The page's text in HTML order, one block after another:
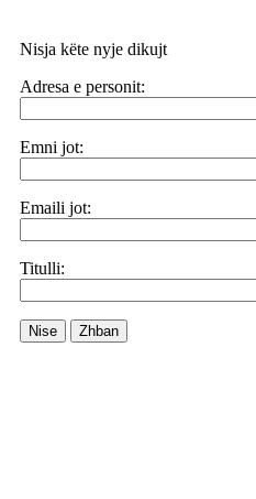
Nisja këte nyje dikujt
Adresa e personit:
Emni jot:
Emaili jot:
Titulli:
Nise Zhban